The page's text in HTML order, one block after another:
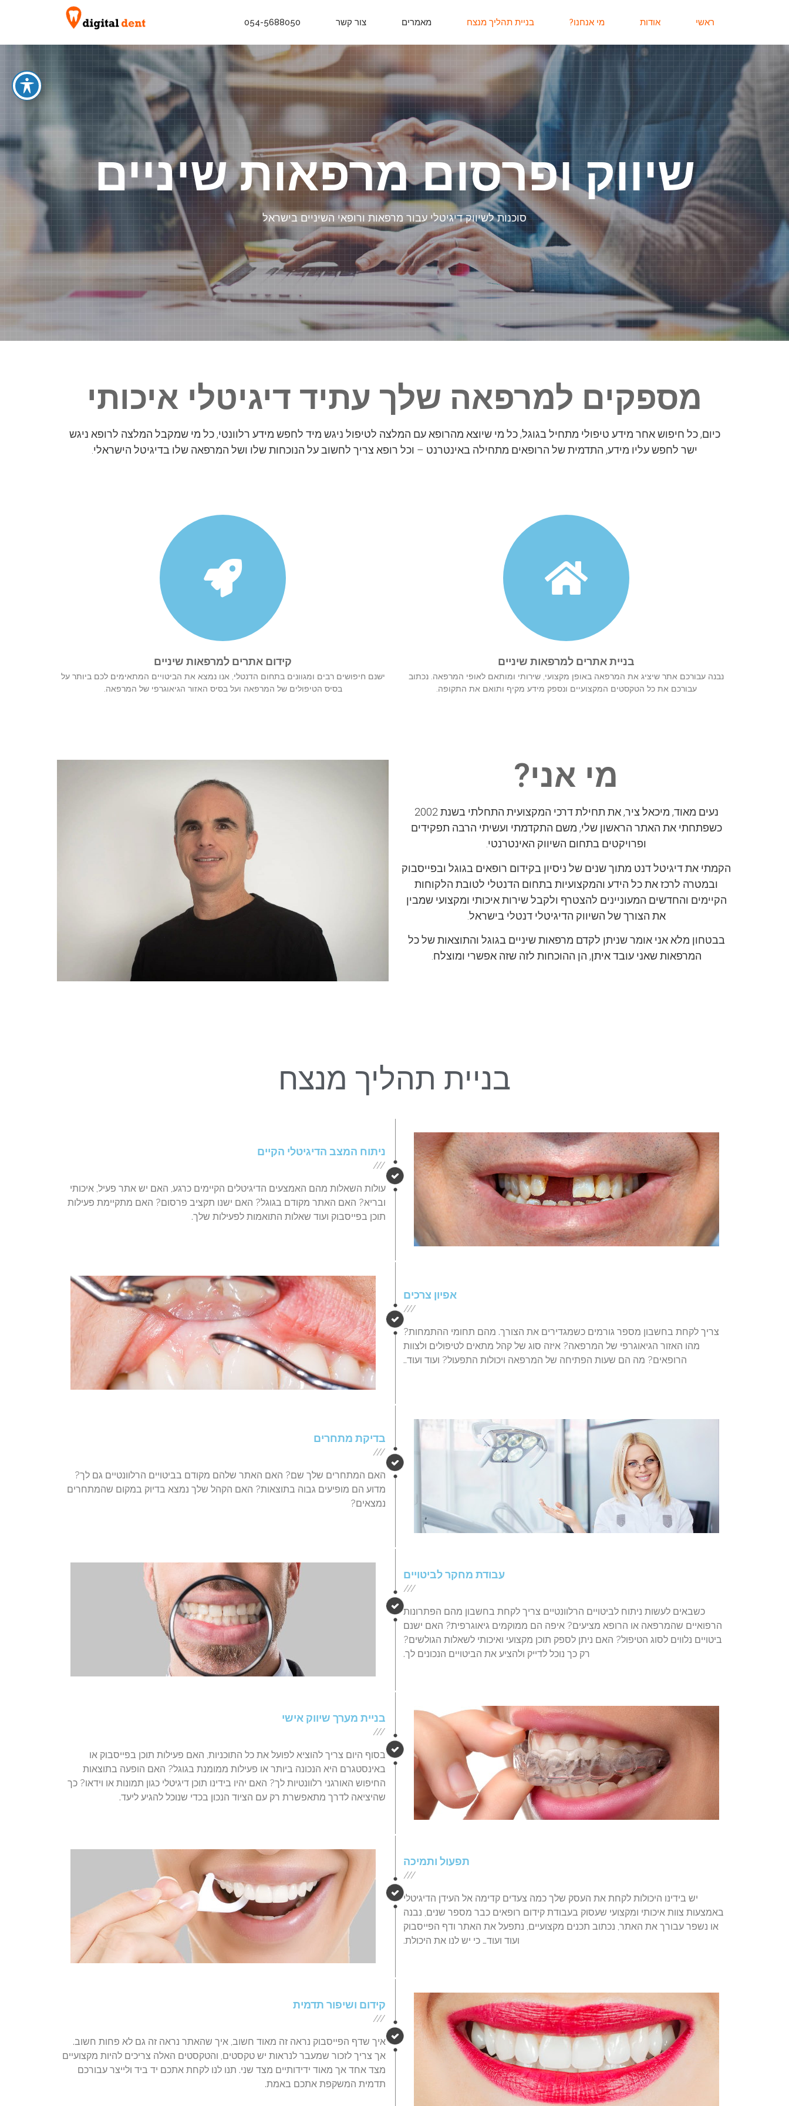
ראשי אודות מי אנחנו? בניית תהליך מנצח מאמרים צור קשר 054-5688050
שיווק ופרסום מרפאות שיניים
סוכנות לשיווק דיגיטלי עבור מרפאות ורופאי השיניים בישראל
מספקים למרפאה שלך עתיד דיגיטלי איכותי
כיום, כל חיפוש אחר מידע טיפולי מתחיל בגוגל, כל מי שיוצא מהרופא עם המלצה לטיפול ניגש מיד לחפש מידע רלוונטי, כל מי שמקבל המלצה לרופא ניגש
ישר לחפש עליו מידע, התדמית של הרופאים מתחילה באינטרנט – וכל רופא צריך לחשוב על הנוכחות שלו ושל המרפאה שלו בדיגיטל הישראלי.
בניית אתרים למרפאות שיניים
נבנה עבורכם אתר שיציג את המרפאה באופן מקצועי, שירותי ומותאם לאופי המרפאה. נכתוב
עבורכם את כל הטקסטים המקצועיים ונספק מידע מקיף ותואם את התקופה.
קידום אתרים למרפאות שיניים
ישנם חיפושים רבים ומגוונים בתחום הדנטלי, אנו נמצא את הביטויים המתאימים לכם ביותר על
בסיס הטיפולים של המרפאה ועל בסיס האזור הגיאוגרפי של המרפאה.
מי אני?
נעים מאוד, מיכאל ציר, את תחילת דרכי המקצועית התחלתי בשנת 2002
כשפתחתי את האתר הראשון שלי, משם התקדמתי ועשיתי הרבה תפקידים
ופרויקטים בתחום השיווק האינטרנטי.
הקמתי את דיגיטל דנט מתוך שנים של ניסיון בקידום רופאים בגוגל ובפייסבוק
ובמטרה לרכז את כל הידע והמקצועיות בתחום הדנטלי לטובת הלקוחות
הקיימים והחדשים המעוניינים להצטרף ולקבל שירות איכותי ומקצועי שמבין
את הצורך של השיווק הדיגיטלי דנטלי בישראל.
בבטחון מלא אני אומר שניתן לקדם מרפאות שיניים בגוגל והתוצאות של כל
המרפאות שאני עובד איתן, הן ההוכחות לזה שזה אפשרי ומוצלח.
בניית תהליך מנצח
ניתוח המצב הדיגיטלי הקיים
///
עולות השאלות מהם האמצעים הדיגיטלים הקיימים כרגע, האם יש אתר פעיל, איכותי
ובריא? האם האתר מקודם בגוגל? האם ישנו תקציב פרסום? האם מתקיימת פעילות
תוכן בפייסבוק ועוד שאלות התואמות לפעילות שלך.
אפיון צרכים
///
צריך לקחת בחשבון מספר גורמים כשמגדירים את הצורך. מהם תחומי ההתמחות?
מהו האזור הגיאוגרפי של המרפאה? איזה סוג של קהל מתאים לטיפולים ולצוות
הרופאים? מה הם שעות הפתיחה של המרפאה ויכולות התפעול? ועוד ועוד..
בדיקת מתחרים
///
האם המתחרים שלך שם? האם האתר שלהם מקודם בביטויים הרלוונטיים גם לך?
מדוע הם מופיעים גבוה בתוצאות? האם הקהל שלך נמצא בדיוק במקום שהמתחרים
נמצאים?
עבודת מחקר לביטויים
///
כשבאים לעשות ניתוח לביטויים הרלוונטיים צריך לקחת בחשבון מהם הפתרונות
הרפואיים שהמרפאה או הרופא מציעים? איפה הם ממוקמים גיאוגרפית? האם ישנם
ביטויים נלווים לסוג הטיפול? האם ניתן לספק תוכן מקצועי ואיכותי לשאלות הגולשים?
רק כך נוכל לדייק ולהציע את הביטויים הנכונים לך.
בניית מערך שיווק אישי
///
בסוף היום צריך להוציא לפועל את כל התוכניות, האם פעילות תוכן בפייסבוק או
באינסטגרם היא הנכונה ביותר או פעילות ממומנת בגוגל? האם הופעה בתוצאות
החיפוש האורגני רלוונטיות לך? האם יהיו בידינו תוכן דיגיטלי כגון תמונות או וידאו? כך
שהיציאה לדרך מתאפשרת רק עם הציוד הנכון בכדי שנוכל להגיע ליעד.
תפעול ותמיכה
///
יש בידינו היכולות לקחת את העסק שלך כמה צעדים קדימה אל העידן הדיגיטלי
באמצעות צוות איכותי ומקצועי שעסוק בעבודת קידום רופאים כבר מספר שנים, נבנה
או נשפר עבורך את האתר, נכתוב תכנים מקצועיים, נתפעל את האתר ודף הפייסבוק
ועוד ועוד… כי יש לנו את היכולת.
קידום ושיפור תדמית
///
איך שדף הפייסבוק נראה זה מאוד חשוב, איך שהאתר נראה זה גם לא פחות חשוב.
אך צריך לזכור שמעבר לנראות יש טקסטים, והטקסטים האלה צריכים להיות מקצועיים
מצד אחד אך מאוד ידידותיים מצד שני. תנו לנו לקחת אתכם יד ביד ולייצר עבורכם
תדמית המשקפת אתכם באמת.